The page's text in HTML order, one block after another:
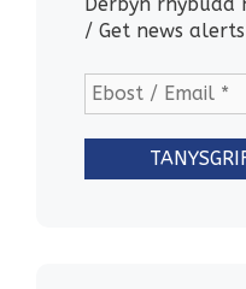
/ Get news